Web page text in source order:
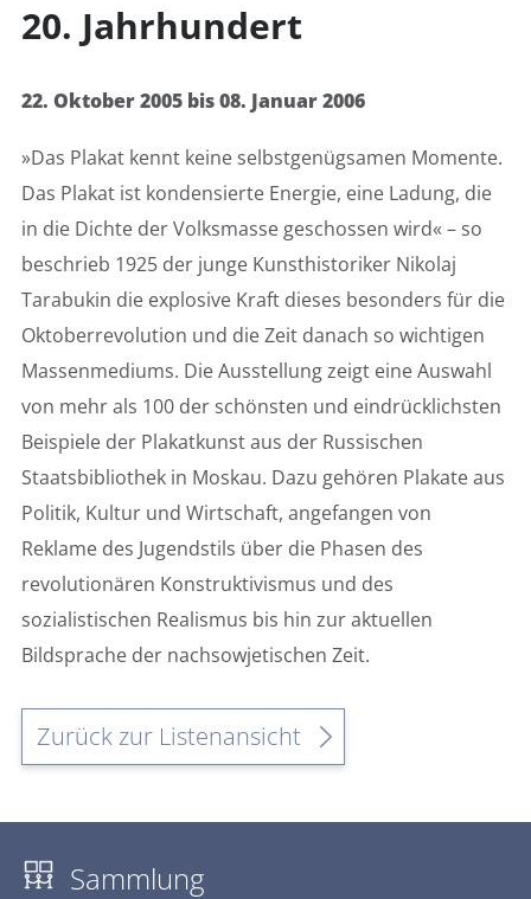
20. Jahrhundert
22. Oktober 2005 bis 08. Januar 2006
»Das Plakat kennt keine selbstgenügsamen Momente.
Das Plakat ist kondensierte Energie, eine Ladung, die
in die Dichte der Volksmasse geschossen wird« – so
beschrieb 1925 der junge Kunsthistoriker Nikolaj
Tarabukin die explosive Kraft dieses besonders für die
Oktoberrevolution und die Zeit danach so wichtigen
Massenmediums. Die Ausstellung zeigt eine Auswahl
von mehr als 100 der schönsten und eindrücklichsten
Beispiele der Plakatkunst aus der Russischen
Staatsbibliothek in Moskau. Dazu gehören Plakate aus
Politik, Kultur und Wirtschaft, angefangen von
Reklame des Jugendstils über die Phasen des
revolutionären Konstruktivismus und des
sozialistischen Realismus bis hin zur aktuellen
Bildsprache der nachsowjetischen Zeit.
Zurück zur Listenansicht
Sammlung